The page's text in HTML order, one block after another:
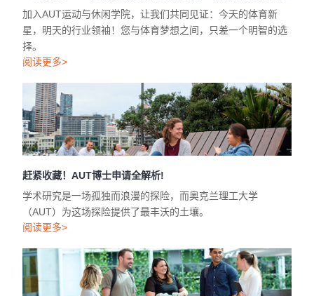
加入AUT运动与休闲学院，让我们共同见证：今天的体育新
星，明天的行业领袖！您与体育梦想之间，只差一个明智的选
择。
阅读更多>
赶紧收藏！AUT博士申请全解析!
学术研究是一场孤独而浪漫的探险，而奥克兰理工大学
（AUT）为这场探险提供了最丰沃的土壤。
阅读更多>